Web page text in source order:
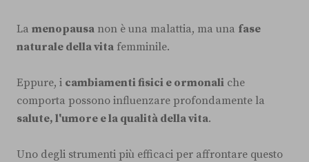
La menopausa non è una malattia, ma una fase
naturale della vita femminile.
Eppure, i cambiamenti fisici e ormonali che
comporta possono influenzare profondamente la
salute, l'umore e la qualità della vita.
Uno degli strumenti più efficaci per affrontare questo